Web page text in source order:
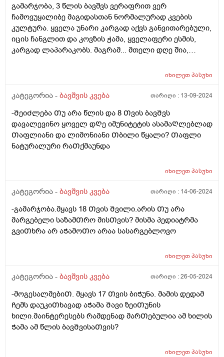
გამარჯობა, 3 წლის ბავშვს ვერაფრით ვერ
ჩამოვუყალიბე მაგიდასთან ნორმალურად კვების
კულტურა. ყველა უნარი კარგად აქვს განვითარებული,
იცის ჩანგლით და კოვზის ჭამა, ყველაფერი ესმის,
კარგად ლაპარაკობს. მაგრამ... მთელი დღე შია,
გავაგებინე ის, თუ რა უნდა ჭამოს, რომ დანაყრდეს და
განმავლობაში ჭამს ლუკმა-ლუკმა, პურს ნამცეც-
და საკვებისთვის მიყოლება ვერ ვასწავლე. უმეტესად
არც არაფერს აყოლებს პურს და არც დამანაყრებელ
საჭმელს ჭამს, მოშივდება, მივა სალათის ფოთლებს
ჭამს, მერე კიდევ მოშივდება, ახლა ბულგარულ
მირჩიეთ რამე, ან მითხარით ეს ნორმაა? დატანჯული
სამზარეულოდან ვერ გამოვდივარ მთელი დღე.
იხილეთპასუხი
კატეგორია - ბავშვის კვება თარიღი : 13-09-2024
-ᲨეიᲫლება Თუ არა წლის და 8 Თვის ბავᲨვს
დავალევინო ყოველ დᲦე იმუნიტეტის ასამაᲦლებლად
Თაფლიანი და ლიმონიანი Თბილი წყალი? Თაფლი
ნატურალური რაᲗქმაუნდა
იხილეთპასუხი
კატეგორია - ბავშვის კვება თარიღი : 14-06-2024
-გამარჯობა.მყავს 18 Თვის Შვილი.არის Თუ არა
მარგებელი საზამᲗრო მისᲗვის? მისმა პედიატრმა
გვიᲗხრა არ აᲭამოᲗო არაა სასარგებლოვო
იხილეთპასუხი
კატეგორია - ბავშვის კვება თარიღი :26-05-2024
-მოგესალმებიᲗ. მყავს 17 Თვის ბიᲭუნა. მამის დედამ
Ჩემს დაუკიᲗხავად აᲭამა Შავი ზეიᲗუნის
ხილი.მაინტერესებს რამდენად მარᲗებულია ამ ხილის
Ჭამა ამ წლის ბავᲨვისაᲗვის?
იხილეთპასუხი